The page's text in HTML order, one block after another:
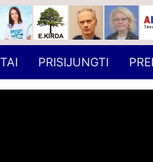
PRISIJUNGTI